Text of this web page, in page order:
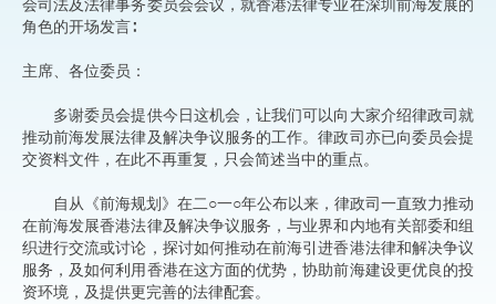
角色的开场发言∶
主席、各位委员：
多谢委员会提供今日这机会，让我们可以向大家介绍律政司就
推动前海发展法律及解决争议服务的工作。律政司亦已向委员会提
交资料文件，在此不再重复，只会简述当中的重点。
自从《前海规划》在二○一○年公布以来，律政司一直致力推动
在前海发展香港法律及解决争议服务，与业界和内地有关部委和组
织进行交流或讨论，探讨如何推动在前海引进香港法律和解决争议
服务，及如何利用香港在这方面的优势，协助前海建设更优良的投
资环境，及提供更完善的法律配套。